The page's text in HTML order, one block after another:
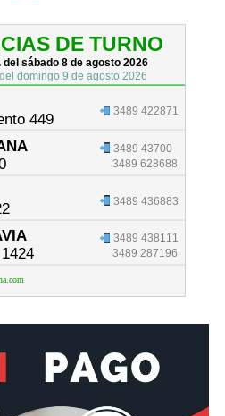
DE TURNO
del sábado 8 de agosto 2026
del domingo 9 de agosto 2026
449
3489 422871
3489 43700
3489 628688
3489 436883
3489 438111
3489 287196